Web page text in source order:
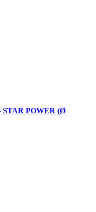
STAR POWER (Ø